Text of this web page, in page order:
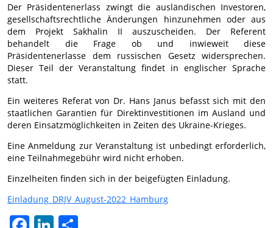
Der Präsidentenerlass zwingt die ausländischen Investoren,
gesellschaftsrechtliche Änderungen hinzunehmen oder aus
dem Projekt Sakhalin II auszuscheiden. Der Referent
behandelt die Frage ob und inwieweit diese
Präsidentenerlasse dem russischen Gesetz widersprechen.
Dieser Teil der Veranstaltung findet in englischer Sprache
statt.
Ein weiteres Referat von Dr. Hans Janus befasst sich mit den
staatlichen Garantien für Direktinvestitionen im Ausland und
deren Einsatzmöglichkeiten in Zeiten des Ukraine-Krieges.
Eine Anmeldung zur Veranstaltung ist unbedingt erforderlich,
eine Teilnahmegebühr wird nicht erhoben.
Einzelheiten finden sich in der beigefügten Einladung.
Einladung_DRJV_August-2022_Hamburg
FacebookLinkedIn